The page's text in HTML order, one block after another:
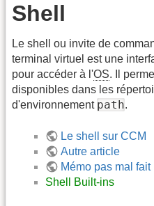
Shell
Le shell ou invite de
terminal virtuel est une
pour accéder à l'OS. Il
disponibles dans les
d'environnement path.
Le shell sur CCM
Autre article
Mémo pas mal fait
Shell Built-ins